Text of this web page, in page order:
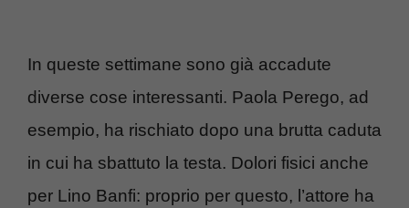
In queste settimane sono già accadute
diverse cose interessanti. Paola Perego, ad
esempio, ha rischiato dopo una brutta caduta
in cui ha sbattuto la testa. Dolori fisici anche
per Lino Banfi: proprio per questo, l’attore ha